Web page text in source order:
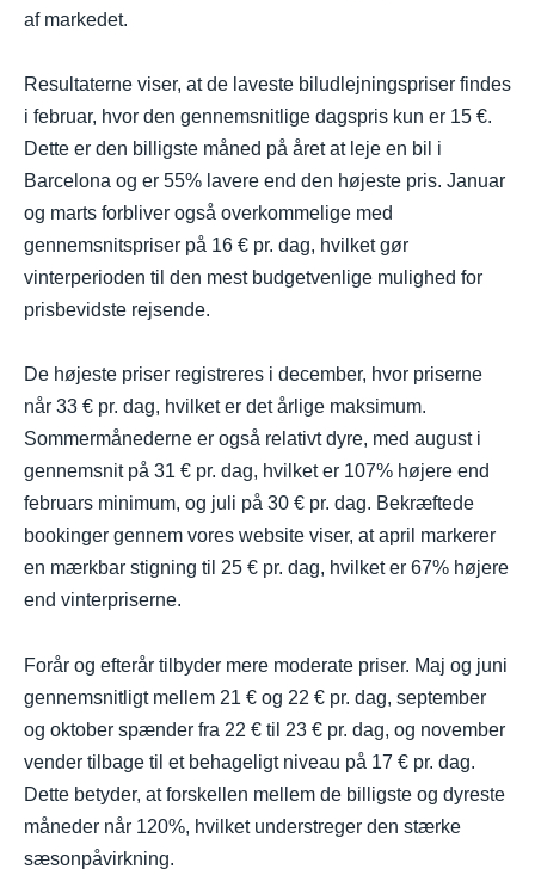
af markedet.
Resultaterne viser, at de laveste biludlejningspriser findes
i februar, hvor den gennemsnitlige dagspris kun er 15 €.
Dette er den billigste måned på året at leje en bil i
Barcelona og er 55% lavere end den højeste pris. Januar
og marts forbliver også overkommelige med
gennemsnitspriser på 16 € pr. dag, hvilket gør
vinterperioden til den mest budgetvenlige mulighed for
prisbevidste rejsende.
De højeste priser registreres i december, hvor priserne
når 33 € pr. dag, hvilket er det årlige maksimum.
Sommermånederne er også relativt dyre, med august i
gennemsnit på 31 € pr. dag, hvilket er 107% højere end
februars minimum, og juli på 30 € pr. dag. Bekræftede
bookinger gennem vores website viser, at april markerer
en mærkbar stigning til 25 € pr. dag, hvilket er 67% højere
end vinterpriserne.
Forår og efterår tilbyder mere moderate priser. Maj og juni
gennemsnitligt mellem 21 € og 22 € pr. dag, september
og oktober spænder fra 22 € til 23 € pr. dag, og november
vender tilbage til et behageligt niveau på 17 € pr. dag.
Dette betyder, at forskellen mellem de billigste og dyreste
måneder når 120%, hvilket understreger den stærke
sæsonpåvirkning.